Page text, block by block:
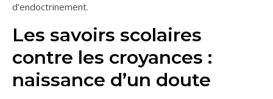
d’endoctrinement.
Les savoirs scolaires
contre les croyances :
naissance d’un doute